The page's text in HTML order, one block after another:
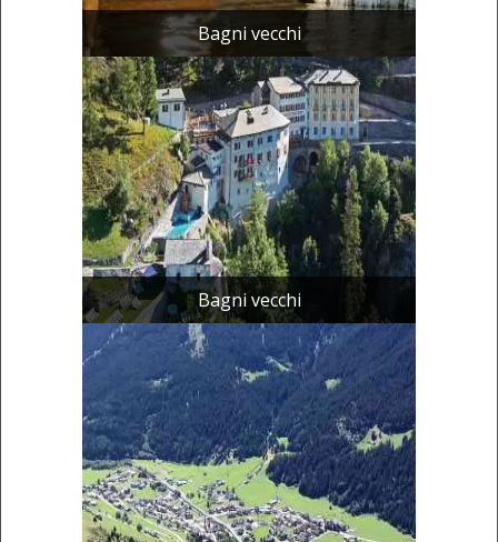
Bagni vecchi
Bagni vecchi